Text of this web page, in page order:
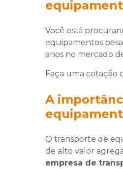
Você está
equipamentos
anos no mercado
Faça uma cotação
A
O transporte de
de alto valor
empresa de